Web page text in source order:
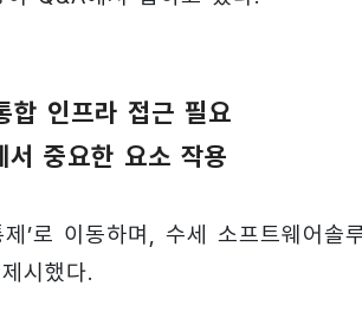
합 인프라 접근 필요
중요한 요소 작용
’로 이동하며, 수세 소프트웨어솔
시했다.